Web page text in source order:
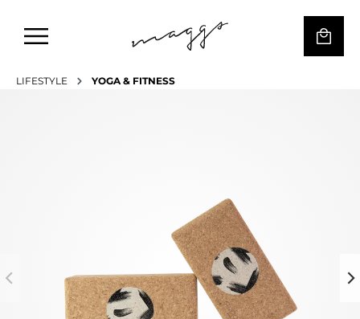
LIFESTYLE YOGA & FITNESS